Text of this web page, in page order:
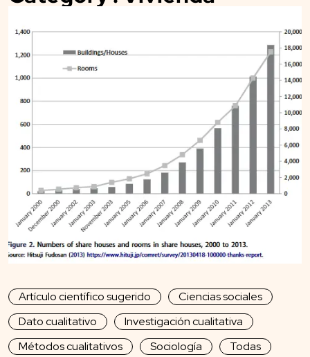
Artículo científico sugerido
Ciencias sociales
Dato cualitativo
Investigación cualitativa
Métodos cualitativos
Sociología
Todas